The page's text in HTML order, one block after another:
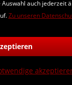
auch jederzeit
Zu unseren